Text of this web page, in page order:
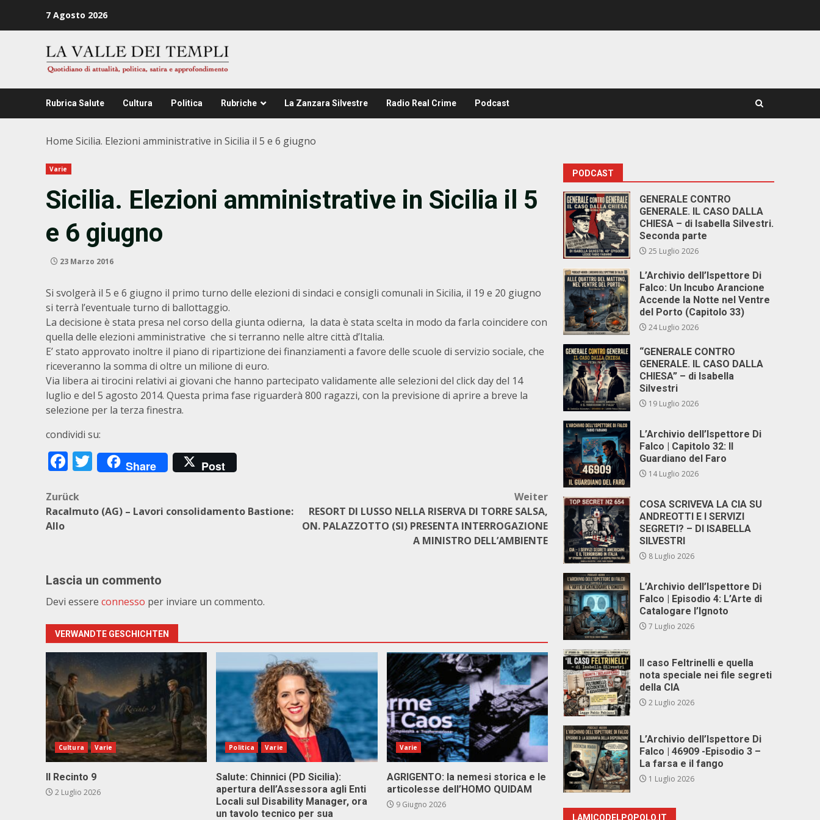
7 Agosto 2026
Rubrica Salute Cultura Politica Rubriche La Zanzara Silvestre Radio Real Crime Podcast
Home Sicilia. Elezioni amministrative in Sicilia il 5 e 6 giugno
Varie
Sicilia. Elezioni amministrative in Sicilia il 5
e 6 giugno
23 Marzo 2016
Si svolgerà il 5 e 6 giugno il primo turno delle elezioni di sindaci e consigli comunali in Sicilia, il 19 e 20 giugno
si terrà l’eventuale turno di ballottaggio.
La decisione è stata presa nel corso della giunta odierna, la data è stata scelta in modo da farla coincidere con
quella delle elezioni amministrative che si terranno nelle altre città d’Italia.
E’ stato approvato inoltre il piano di ripartizione dei finanziamenti a favore delle scuole di servizio sociale, che
riceveranno la somma di oltre un milione di euro.
Via libera ai tirocini relativi ai giovani che hanno partecipato validamente alle selezioni del click day del 14
luglio e del 5 agosto 2014. Questa prima fase riguarderà 800 ragazzi, con la previsione di aprire a breve la
selezione per la terza finestra.
condividi su:
Facebook
Twitter
Share Post
Beitragsnavigation
Zurück
Racalmuto (AG) – Lavori consolidamento Bastione:
Allo
Weiter
RESORT DI LUSSO NELLA RISERVA DI TORRE SALSA,
ON. PALAZZOTTO (SI) PRESENTA INTERROGAZIONE
A MINISTRO DELL’AMBIENTE
Lascia un commento
Devi essere connesso per inviare un commento.
VERWANDTE GESCHICHTEN
Cultura Varie
Il Recinto 9
2 Luglio 2026
Politica Varie
Salute: Chinnici (PD Sicilia):
apertura dell’Assessora agli Enti
Locali sul Disability Manager, ora
un tavolo tecnico per sua
Varie
AGRIGENTO: la nemesi storica e le
articolesse dell’HOMO QUIDAM
9 Giugno 2026
PODCAST
GENERALE CONTRO
GENERALE. IL CASO DALLA
CHIESA – di Isabella Silvestri.
Seconda parte
25 Luglio 2026
L’Archivio dell’Ispettore Di
Falco: Un Incubo Arancione
Accende la Notte nel Ventre
del Porto (Capitolo 33)
24 Luglio 2026
“GENERALE CONTRO
GENERALE. IL CASO DALLA
CHIESA” – di Isabella
Silvestri
19 Luglio 2026
L’Archivio dell’Ispettore Di
Falco | Capitolo 32: Il
Guardiano del Faro
14 Luglio 2026
COSA SCRIVEVA LA CIA SU
ANDREOTTI E I SERVIZI
SEGRETI? – DI ISABELLA
SILVESTRI
8 Luglio 2026
L’Archivio dell’Ispettore Di
Falco | Episodio 4: L’Arte di
Catalogare l’Ignoto
7 Luglio 2026
Il caso Feltrinelli e quella
nota speciale nei file segreti
della CIA
2 Luglio 2026
L’Archivio dell’Ispettore Di
Falco | 46909 -Episodio 3 –
La farsa e il fango
1 Luglio 2026
LAMICODELPOPOLO.IT